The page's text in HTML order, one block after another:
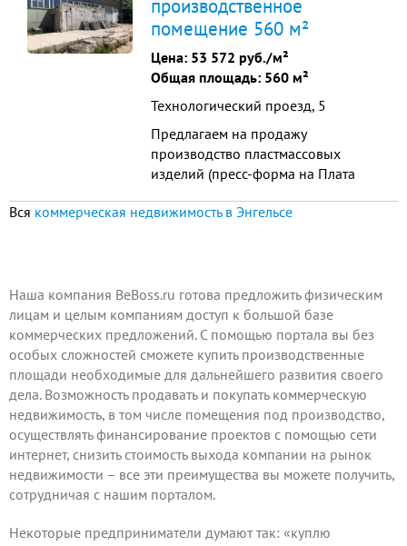
Удобный подъезд.
производственное
помещение 560 м²
Цена: 53 572 руб./м²
Общая площадь: 560 м²
Технологический проезд, 5
Предлагаем на продажу
производство пластмассовых
изделий (пресс-форма на Плата
звёздочка). В цену входит: -
коммуникаций: центральное
отопление, 670 кВт, канализация -
центральн...
Вся коммерческая недвижимость в Энгельсе
Наша компания BeBoss.ru готова предложить физическим
лицам и целым компаниям доступ к большой базе
коммерческих предложений. С помощью портала вы без
особых сложностей сможете купить производственные
площади необходимые для дальнейшего развития своего
дела. Возможность продавать и покупать коммерческую
недвижимость, в том числе помещения под производство,
осуществлять финансирование проектов с помощью сети
интернет, снизить стоимость выхода компании на рынок
недвижимости – все эти преимущества вы можете получить,
сотрудничая с нашим порталом.
Некоторые предприниматели думают так: «куплю